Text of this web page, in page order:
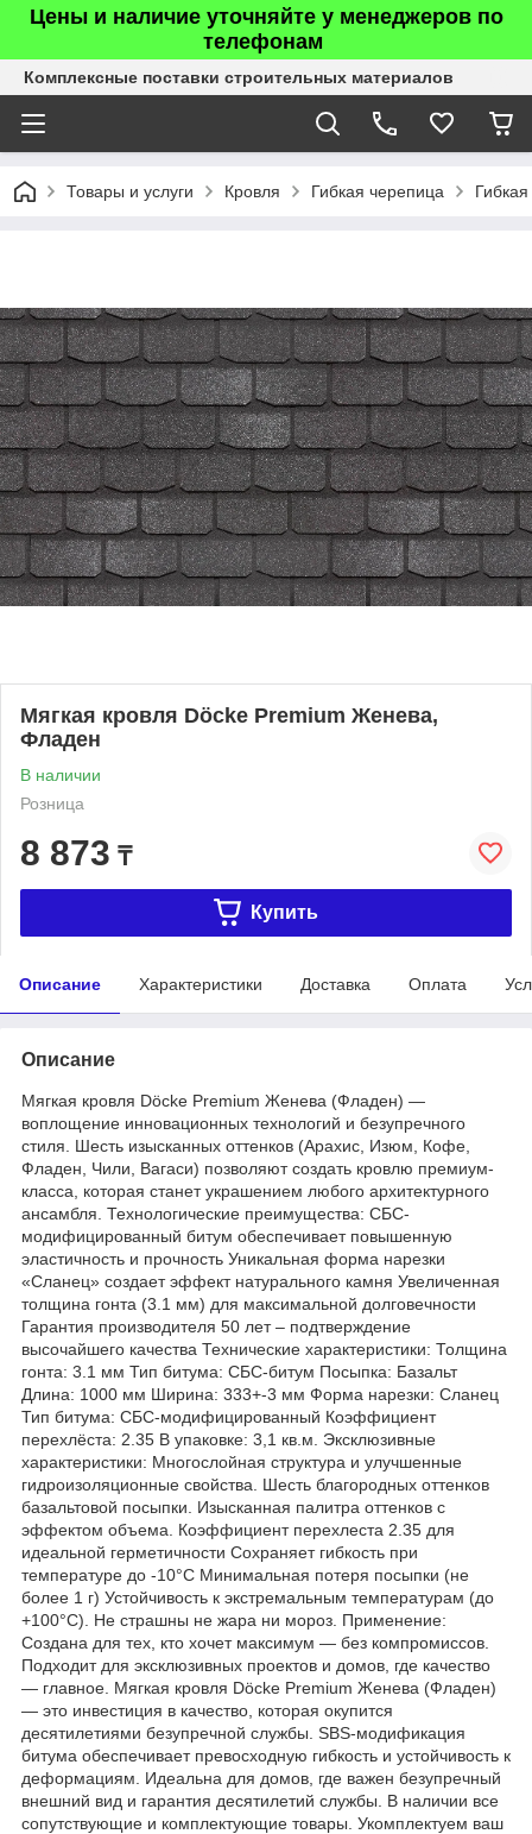
Цены и наличие уточняйте у менеджеров по
телефонам
Комплексные поставки строительных материалов
Товары и услуги Кровля Гибкая черепица
Мягкая кровля Döcke Premium Женева,
Фладен
В наличии
Розница
8 873 ₸
Купить
Описание Характеристики Доставка Оплата
Описание
Мягкая кровля Döcke Premium Женева (Фладен) —
воплощение инновационных технологий и безупречного
стиля. Шесть изысканных оттенков (Арахис, Изюм, Кофе,
Фладен, Чили, Вагаси) позволяют создать кровлю премиум-
класса, которая станет украшением любого архитектурного
ансамбля. Технологические преимущества: СБС-
модифицированный битум обеспечивает повышенную
эластичность и прочность Уникальная форма нарезки
«Сланец» создает эффект натурального камня Увеличенная
толщина гонта (3.1 мм) для максимальной долговечности
Гарантия производителя 50 лет – подтверждение
высочайшего качества Технические характеристики: Толщина
гонта: 3.1 мм Тип битума: СБС-битум Посыпка: Базальт
Длина: 1000 мм Ширина: 333+-3 мм Форма нарезки: Сланец
Тип битума: СБС-модифицированный Коэффициент
перехлёста: 2.35 В упаковке: 3,1 кв.м. Эксклюзивные
характеристики: Многослойная структура и улучшенные
гидроизоляционные свойства. Шесть благородных оттенков
базальтовой посыпки. Изысканная палитра оттенков с
эффектом объема. Коэффициент перехлеста 2.35 для
идеальной герметичности Сохраняет гибкость при
температуре до -10°C Минимальная потеря посыпки (не
более 1 г) Устойчивость к экстремальным температурам (до
+100°C). Не страшны не жара ни мороз. Применение:
Создана для тех, кто хочет максимум — без компромиссов.
Подходит для эксклюзивных проектов и домов, где качество
— главное. Мягкая кровля Döcke Premium Женева (Фладен)
— это инвестиция в качество, которая окупится
десятилетиями безупречной службы. SBS-модификация
битума обеспечивает превосходную гибкость и устойчивость к
деформациям. Идеальна для домов, где важен безупречный
внешний вид и гарантия десятилетий службы. В наличии все
сопутствующие и комплектующие товары. Укомплектуем ваш